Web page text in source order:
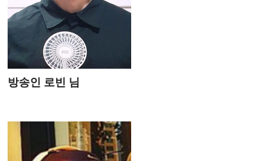
방송인 로빈 님